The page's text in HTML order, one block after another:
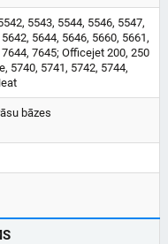
5543, 5544, 5546, 5547,
5644, 5646, 5660, 5661,
7645; Officejet 200, 250
5740, 5741, 5742, 5744,
bāzes